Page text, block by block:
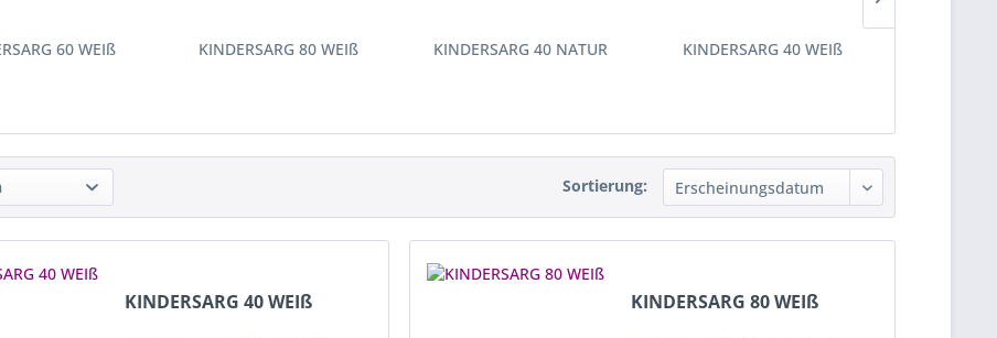
60 WEIß KINDERSARG 80 WEIß KINDERSARG 40 NATUR KINDERSARG 40 WEIß
Sortierung:
KINDERSARG 40 WEIß KINDERSARG 80 WEIß